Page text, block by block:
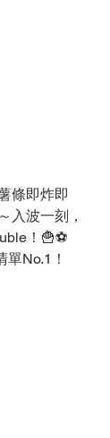
條即炸即
入波一刻，
！🍟⚽
No.1！